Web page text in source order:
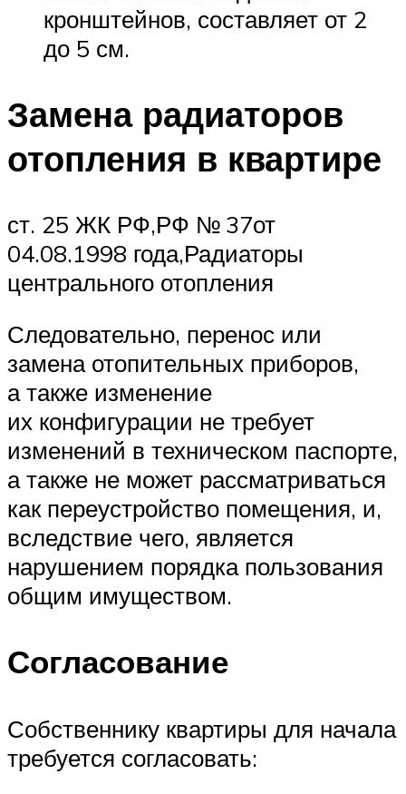
кронштейнов, составляет от 2
до 5 см.
Замена радиаторов
отопления в квартире
ст. 25 ЖК РФ,РФ № 37от
04.08.1998 года,Радиаторы
центрального отопления
Следовательно, перенос или
замена отопительных приборов,
а также изменение
их конфигурации не требует
изменений в техническом паспорте,
а также не может рассматриваться
как переустройство помещения, и,
вследствие чего, является
нарушением порядка пользования
общим имуществом.
Согласование
Собственнику квартиры для начала
требуется согласовать: